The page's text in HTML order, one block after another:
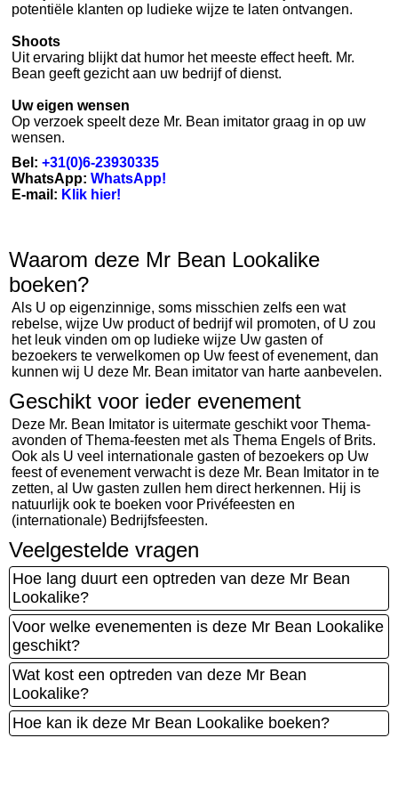
potentiële klanten op ludieke wijze te laten ontvangen.
Shoots
Uit ervaring blijkt dat humor het meeste effect heeft. Mr.
Bean geeft gezicht aan uw bedrijf of dienst.
Uw eigen wensen
Op verzoek speelt deze Mr. Bean imitator graag in op uw
wensen.
Bel: +31(0)6-23930335
WhatsApp: WhatsApp!
E-mail: Klik hier!
Waarom deze Mr Bean Lookalike
boeken?
Als U op eigenzinnige, soms misschien zelfs een wat
rebelse, wijze Uw product of bedrijf wil promoten, of U zou
het leuk vinden om op ludieke wijze Uw gasten of
bezoekers te verwelkomen op Uw feest of evenement, dan
kunnen wij U deze Mr. Bean imitator van harte aanbevelen.
Geschikt voor ieder evenement
Deze Mr. Bean Imitator is uitermate geschikt voor Thema-
avonden of Thema-feesten met als Thema Engels of Brits.
Ook als U veel internationale gasten of bezoekers op Uw
feest of evenement verwacht is deze Mr. Bean Imitator in te
zetten, al Uw gasten zullen hem direct herkennen. Hij is
natuurlijk ook te boeken voor Privéfeesten en
(internationale) Bedrijfsfeesten.
Veelgestelde vragen
Hoe lang duurt een optreden van deze Mr Bean
Lookalike?
Voor welke evenementen is deze Mr Bean Lookalike
geschikt?
Wat kost een optreden van deze Mr Bean
Lookalike?
Hoe kan ik deze Mr Bean Lookalike boeken?